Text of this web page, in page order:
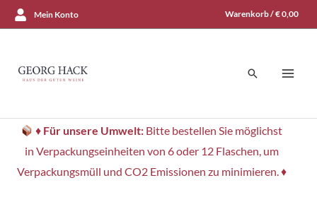
Zum
Inhalt
Mein Konto Warenkorb /€0,00
Suchen
♦ Für unsere Umwelt: Bitte bestellen Sie möglichst
in Verpackungseinheiten von 6 oder 12 Flaschen, um
Verpackungsmüll und CO2 Emissionen zu minimieren. ♦